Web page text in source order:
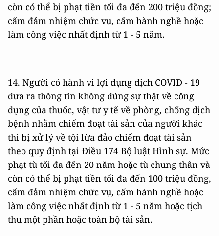
còn có thể bị phạt tiền tối đa đến 200 triệu đồng;
cấm đảm nhiệm chức vụ, cấm hành nghề hoặc
làm công việc nhất định từ 1 - 5 năm.
14. Người có hành vi lợi dụng dịch COVID - 19
đưa ra thông tin không đúng sự thật về công
dụng của thuốc, vật tư y tế về phòng, chống dịch
bệnh nhằm chiếm đoạt tài sản của người khác
thì bị xử lý về tội lừa đảo chiếm đoạt tài sản
theo quy định tại Điều 174 Bộ luật Hình sự. Mức
phạt tù tối đa đến 20 năm hoặc tù chung thân và
còn có thể bị phạt tiền tối đa đến 100 triệu đồng,
cấm đảm nhiệm chức vụ, cấm hành nghề hoặc
làm công việc nhất định từ 1 - 5 năm hoặc tịch
thu một phần hoặc toàn bộ tài sản.